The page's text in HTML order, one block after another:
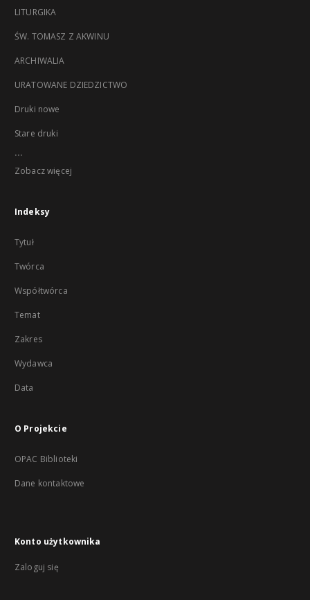
LITURGIKA
ŚW. TOMASZ Z AKWINU
ARCHIWALIA
URATOWANE DZIEDZICTWO
Druki nowe
Stare druki
...
Zobacz więcej
Indeksy
Tytuł
Twórca
Współtwórca
Temat
Zakres
Wydawca
Data
O Projekcie
OPAC Biblioteki
Dane kontaktowe
Konto użytkownika
Zaloguj się